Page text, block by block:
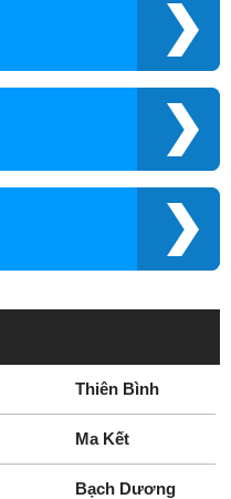
Thiên Bình
Ma Kết
Bạch Dương